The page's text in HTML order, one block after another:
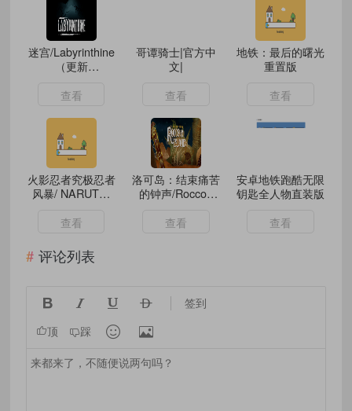
迷宫/Labyrinthine
（更新
查看
哥谭骑士|官方中
文|
查看
地铁：最后的曙光
重置版
查看
火影忍者究极忍者
风暴/ NARUTO:
STORM （更新
查看
洛可岛：结束痛苦
的钟声/Roccos
End the Pain
查看
安卓地铁跑酷无限
钥匙全人物直装版
查看
评论列表
    签到
顶 踩  